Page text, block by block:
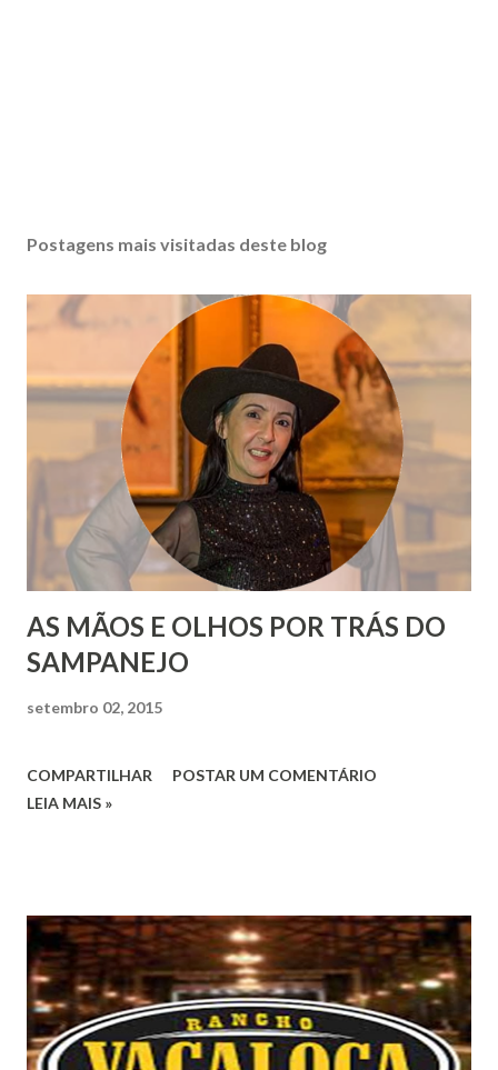
Postagens mais visitadas deste blog
AS MÃOS E OLHOS POR TRÁS DO
SAMPANEJO
setembro 02, 2015
COMPARTILHAR
POSTAR UM COMENTÁRIO
LEIA MAIS »